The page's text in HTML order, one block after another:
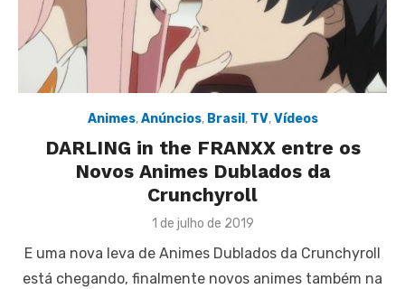
Animes,Anúncios, Brasil , TV,Vídeos
DARLING in the FRANXX entre os
Novos Animes Dublados da
Crunchyroll
Posted
1 de julho de 2019
E uma nova leva de Animes Dublados da Crunchyroll
está chegando, finalmente novos animes também na